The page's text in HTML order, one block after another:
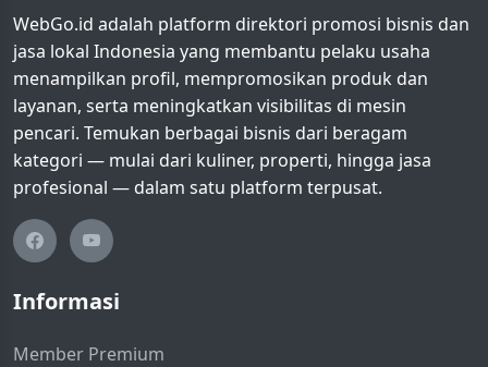
WebGo.id adalah platform direktori promosi bisnis dan
jasa lokal Indonesia yang membantu pelaku usaha
menampilkan profil, mempromosikan produk dan
layanan, serta meningkatkan visibilitas di mesin
pencari. Temukan berbagai bisnis dari beragam
kategori — mulai dari kuliner, properti, hingga jasa
profesional — dalam satu platform terpusat.
Informasi
Member Premium